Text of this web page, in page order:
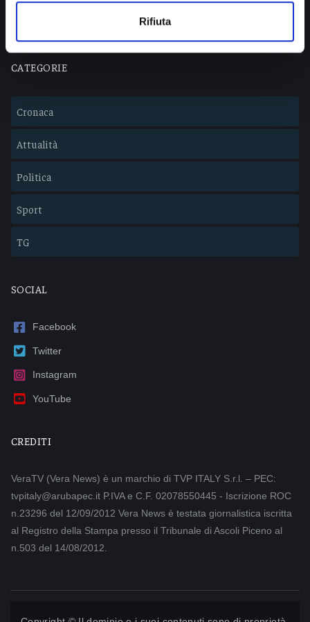
Rifiuta
Lavora con noi
CATEGORIE
Cronaca
Attualità
Politica
Sport
TG
SOCIAL
Facebook
Twitter
Instagram
YouTube
CREDITI
VeraTV (Vera News) è un marchio di TVP ITALY S.r.l. – PEC:
tvpitaly@arubapec.it P.IVA e C.F. 02078550445 - Iscrizione ROC
n.23296 del 12/09/2012 Vera News è testata giornalistica iscritta
al Registro della Stampa presso il Tribunale di Ascoli Piceno al
n.503 del 14/08/2012.